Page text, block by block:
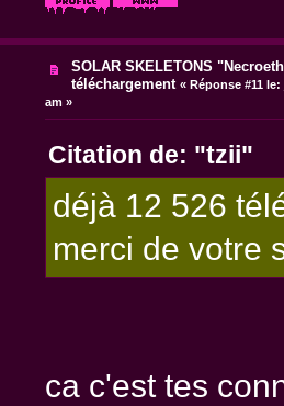
SOLAR SKELETONS
téléchargement «Réponse #11 le:
am »
Citation de: "tzii"
déjà 12 526
merci de votre
ca c'est tes